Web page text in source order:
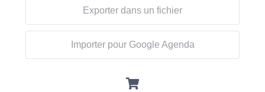
Exporter dans un fichier
Importer pour Google Agenda